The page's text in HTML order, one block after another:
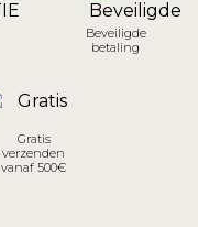
Beveiligde
betaling
Gratis
verzenden
vanaf 500€